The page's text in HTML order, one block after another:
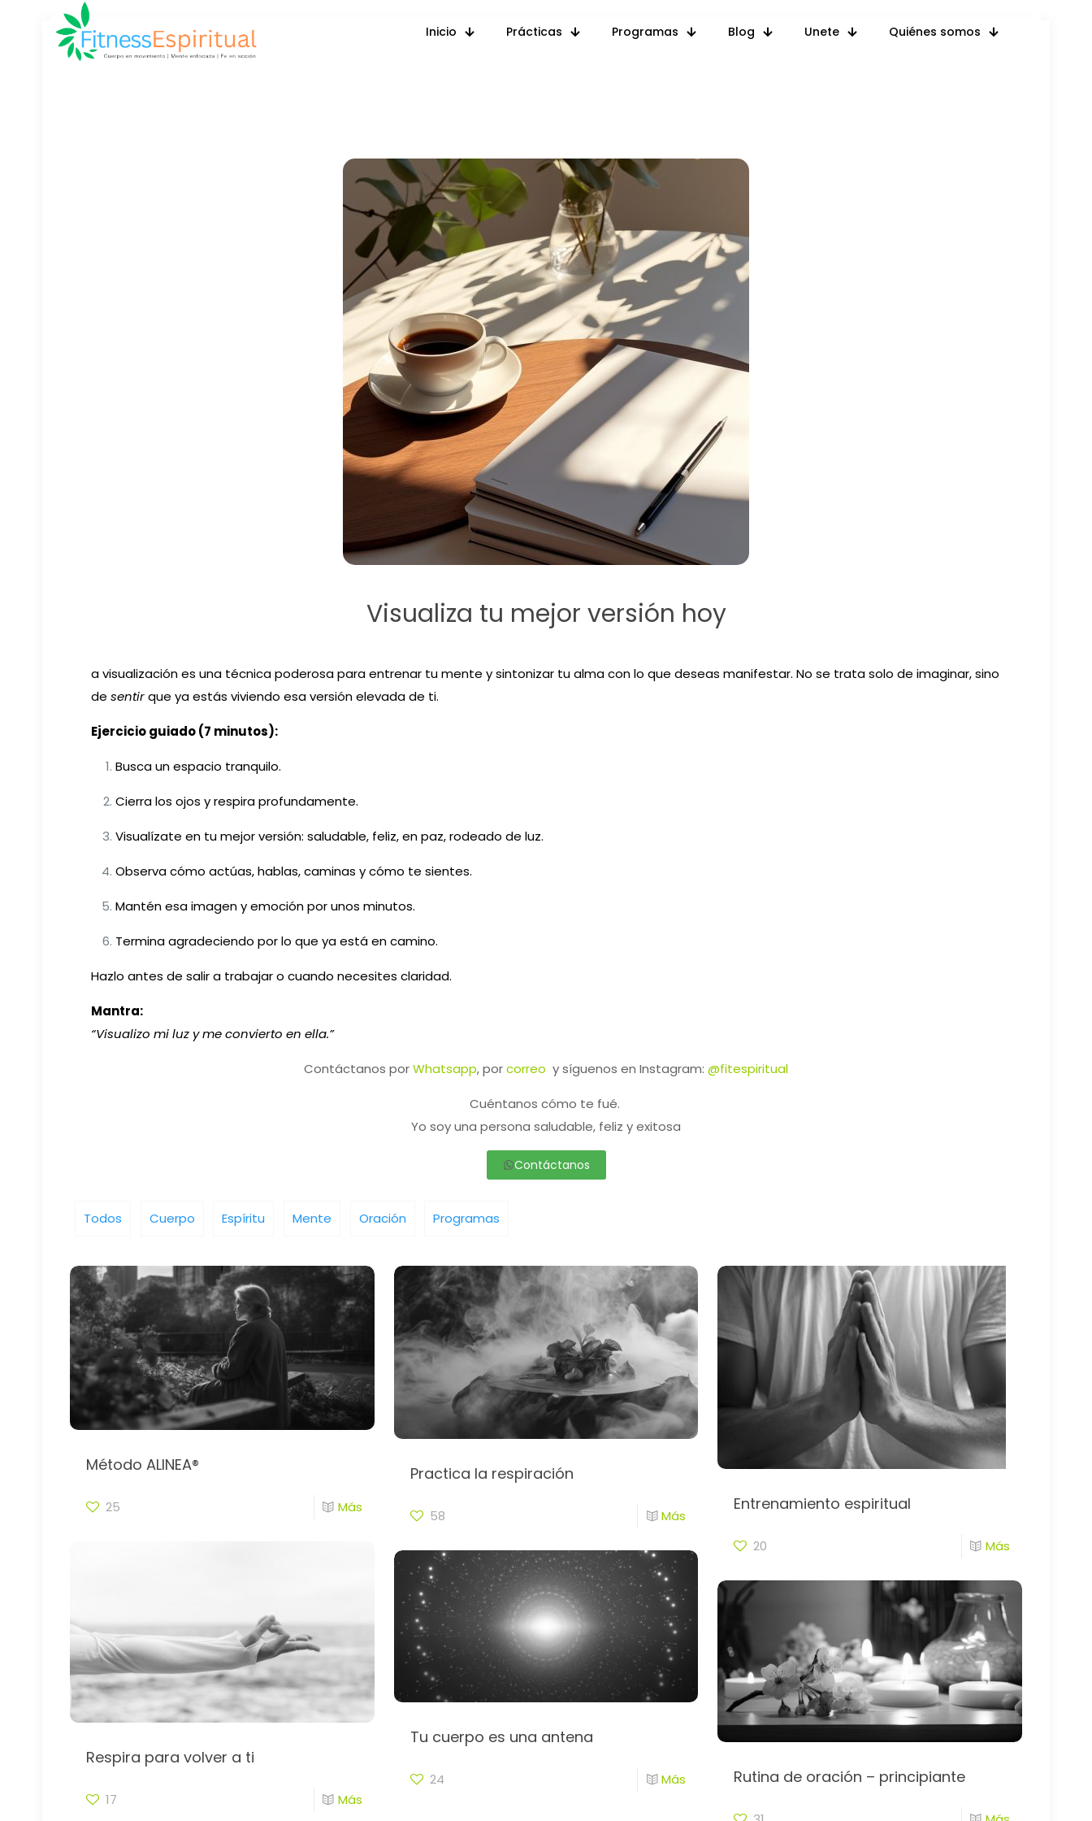
Inicio Prácticas Programas Blog Unete Quiénes somos
Visualiza tu mejor versión hoy
a visualización es una técnica poderosa para entrenar tu mente y sintonizar tu alma con lo que deseas manifestar. No se trata solo de imaginar, sino
de sentirque ya estás viviendo esa versión elevada de ti.
Ejercicio guiado (7 minutos):
Busca un espacio tranquilo.
Cierra los ojos y respira profundamente.
Visualízate en tu mejor versión: saludable, feliz, en paz, rodeado de luz.
Observa cómo actúas, hablas, caminas y cómo te sientes.
Mantén esa imagen y emoción por unos minutos.
Termina agradeciendo por lo que ya está en camino.
Hazlo antes de salir a trabajar o cuando necesites claridad.
Mantra:
“Visualizo mi luz y me convierto en ella.”
Contáctanos porWhatsapp, porcorreo y síguenos en Instagram: @fitespiritual
Cuéntanos cómo te fué.
Yo soy una persona saludable, feliz y exitosa
Contáctanos
Todos Cuerpo Espíritu Mente Oración Programas
Método ALINEA®
25 Más
Practica la respiración
58 Más
Entrenamiento espiritual
20 Más
Respira para volver a ti
17 Más
Tu cuerpo es una antena
24 Más Rutina de oración – principiante